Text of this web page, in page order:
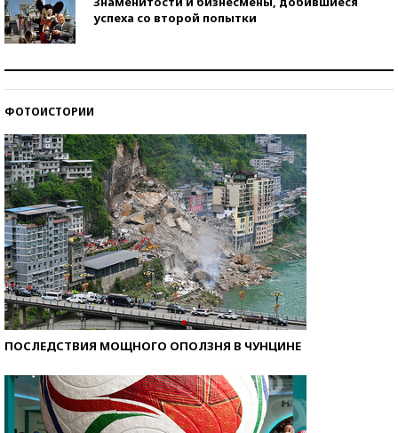
успеха со второй попытки
ФОТОИСТОРИИ
ПОСЛЕДСТВИЯ МОЩНОГО ОПОЛЗНЯ В ЧУНЦИНЕ